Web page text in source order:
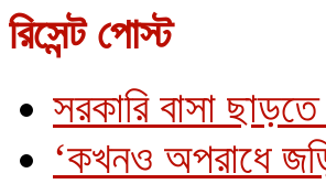
রিসেন্ট পোস্ট
সরকারি বাসা
‘কখনও অপরাধে